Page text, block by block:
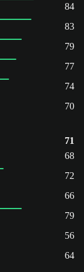
84
83
79
77
74
70
71
68
72
66
79
56
64